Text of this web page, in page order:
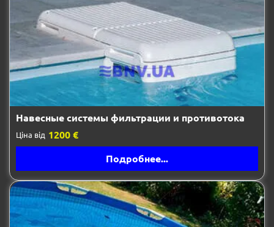
Навесные системы фильтрации и противотока
Ціна від 1200 €
Подробнее...